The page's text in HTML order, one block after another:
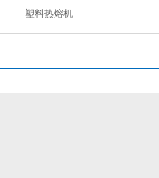
塑料热熔机